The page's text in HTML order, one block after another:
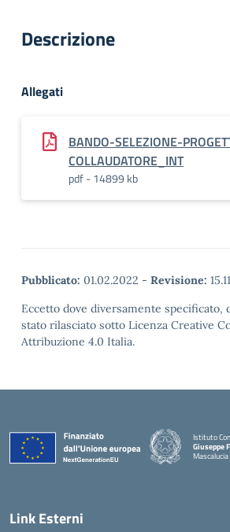
Descrizione
Allegati
BANDO-SELEZIONE-
COLLAUDATORE_INT
pdf - 14899 kb
Pubblicato: 01.02.2022 - Revisione:
Eccetto dove diversamente specificato,
stato rilasciato sotto Licenza Creative
Attribuzione 4.0 Italia.
Istituto
Giuseppe
Mascalucia
Link Esterni